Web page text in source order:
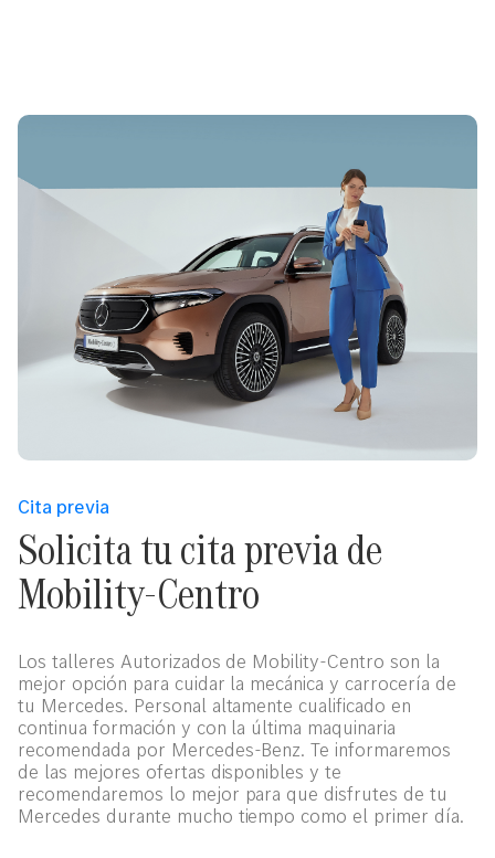
Cita previa
Solicita tu cita previa de
Mobility-Centro
Los talleres Autorizados de Mobility-Centro son la
mejor opción para cuidar la mecánica y carrocería de
tu Mercedes. Personal altamente cualificado en
continua formación y con la última maquinaria
recomendada por Mercedes-Benz. Te informaremos
de las mejores ofertas disponibles y te
recomendaremos lo mejor para que disfrutes de tu
Mercedes durante mucho tiempo como el primer día.